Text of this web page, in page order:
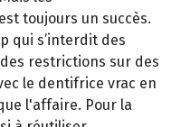
toujours un succès.
qui s’interdit des
restrictions sur des
le dentifrice vrac en
l'affaire. Pour la